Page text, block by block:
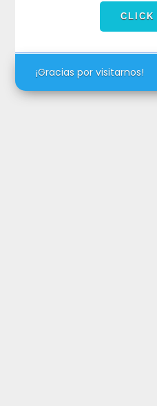
¡Gracias por visitarnos!